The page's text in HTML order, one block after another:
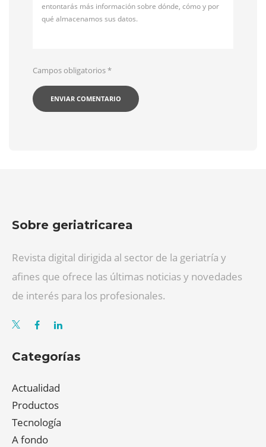
entontarás más información sobre dónde, cómo y por
qué almacenamos sus datos.
Campos obligatorios*
Sobre geriatricarea
Revista digital dirigida al sector de la geriatría y
afines que ofrece las últimas noticias y novedades
de interés para los profesionales.
Categorías
Actualidad
Productos
Tecnología
A fondo